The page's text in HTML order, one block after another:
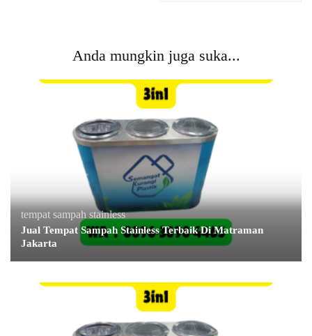
Anda mungkin juga suka...
tempat sampah stainless
Jual Tempat Sampah Stainless Terbaik Di Matraman
Jakarta